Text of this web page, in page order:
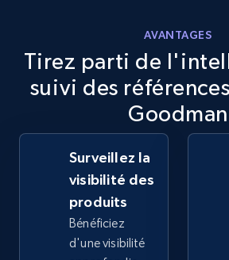
359+
eBay - Collect records by
URL, Product id, Title, Seller name,
Seller reviews, Breadcrumbs, Root
AVANTAGES
Tirez parti de
suivi des
Goodman
Surveillez la
visibilité des
produits
Bénéficiez
d'une visibilité